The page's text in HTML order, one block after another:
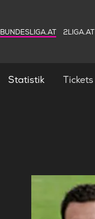
BUNDESLIGA.AT 2LIGA.AT
Statistik Tickets